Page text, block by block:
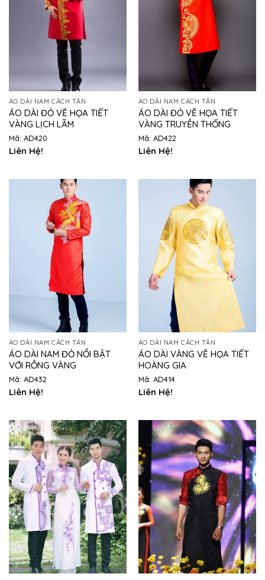
ÁO DÀI NAM CÁCH TÂN
ÁO DÀI ĐỎ VẼ HỌA TIẾT
VÀNG LỊCH LÃM
Mã: AD420
Liên Hệ!
ÁO DÀI NAM CÁCH TÂN
ÁO DÀI ĐỎ VẼ HỌA TIẾT
VÀNG TRUYỀN THỐNG
Mã: AD422
Liên Hệ!
ÁO DÀI NAM CÁCH TÂN
ÁO DÀI NAM ĐỎ NỔI BẬT
VỚI RỒNG VÀNG
Mã: AD432
Liên Hệ!
ÁO DÀI NAM CÁCH TÂN
ÁO DÀI VÀNG VẼ HỌA TIẾT
HOÀNG GIA
Mã: AD414
Liên Hệ!